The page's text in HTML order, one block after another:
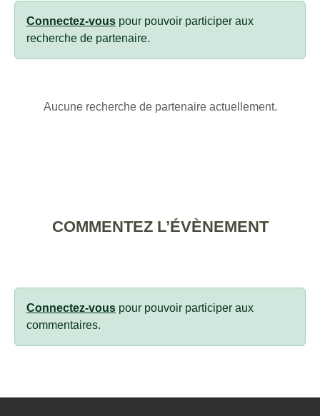
Connectez-vous pour pouvoir participer aux
recherche de partenaire.
Aucune recherche de partenaire actuellement.
COMMENTEZ L’ÉVÈNEMENT
Connectez-vous pour pouvoir participer aux
commentaires.